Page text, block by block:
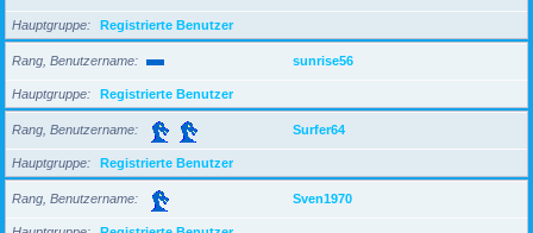
Hauptgruppe Registrierte Benutzer
Rang, Benutzername sunrise56
Hauptgruppe Registrierte Benutzer
Rang, Benutzername Surfer64
Hauptgruppe Registrierte Benutzer
Rang, Benutzername Sven1970